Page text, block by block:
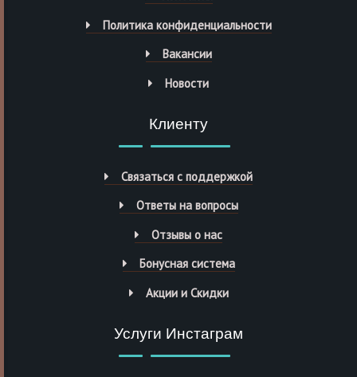
Политика конфиденциальности
Вакансии
Новости
Клиенту
Связаться с поддержкой
Ответы на вопросы
Отзывы о нас
Бонусная система
Акции и Скидки
Услуги Инстаграм